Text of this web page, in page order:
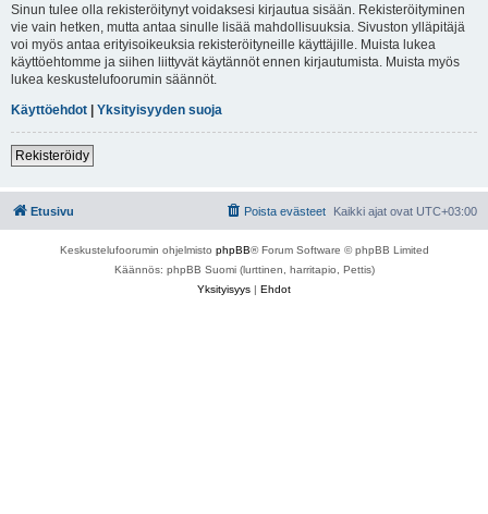
Sinun tulee olla rekisteröitynyt voidaksesi kirjautua sisään. Rekisteröityminen
vie vain hetken, mutta antaa sinulle lisää mahdollisuuksia. Sivuston ylläpitäjä
voi myös antaa erityisoikeuksia rekisteröityneille käyttäjille. Muista lukea
käyttöehtomme ja siihen liittyvät käytännöt ennen kirjautumista. Muista myös
lukea keskustelufoorumin säännöt.
Käyttöehdot | Yksityisyyden suoja
Rekisteröidy
Etusivu Kaikki ajat ovat UTC+03:00
Poista evästeet
Keskustelufoorumin ohjelmisto phpBB® Forum Software © phpBB Limited
Käännös: phpBB Suomi (lurttinen, harritapio, Pettis)
Yksityisyys | Ehdot